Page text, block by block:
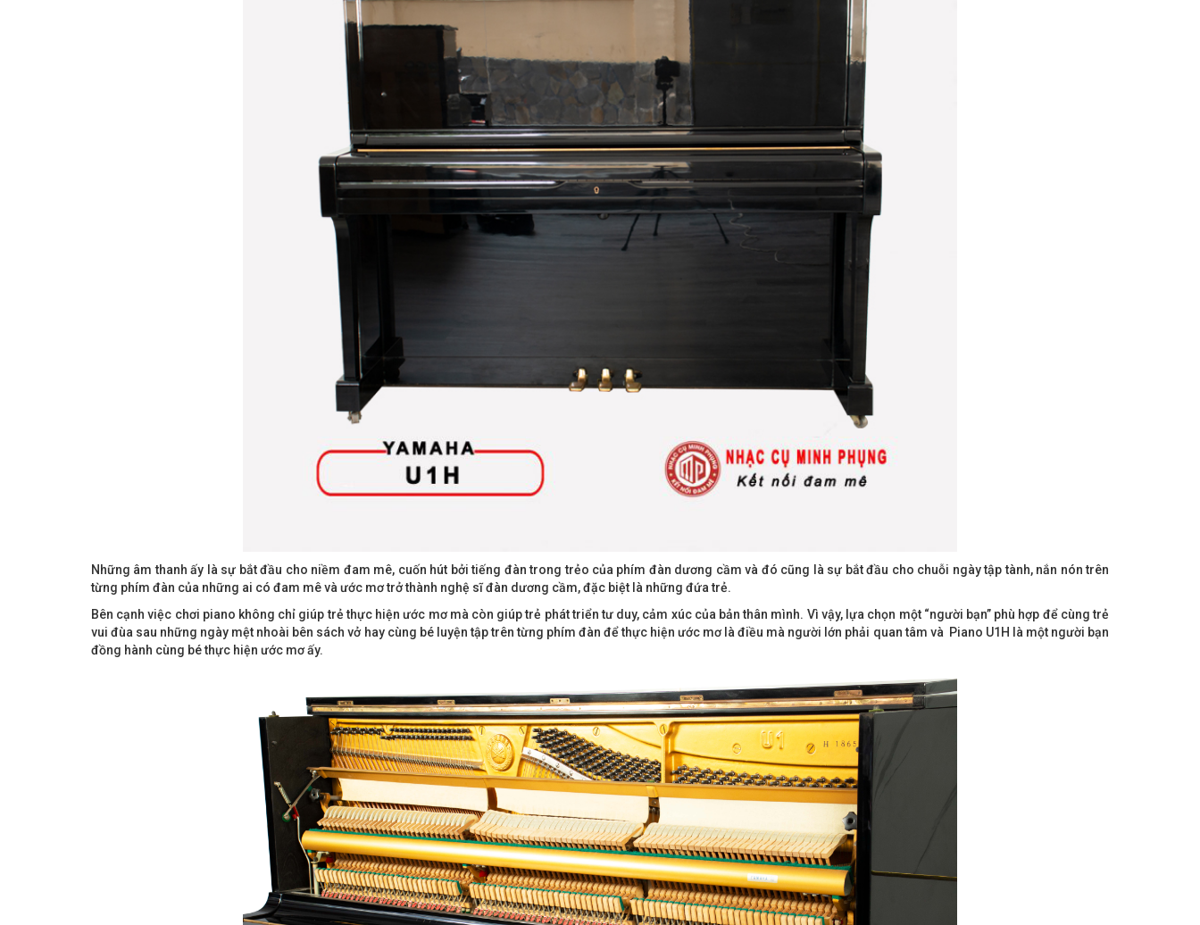
Những âm thanh ấy là sự bắt đầu cho niềm đam mê, cuốn hút bởi tiếng đàn trong trẻo của phím đàn dương cầm và đó cũng là sự bắt đầu cho chuỗi ngày tập tành, nắn nón trên
từng phím đàn của những ai có đam mê và ước mơ trở thành nghệ sĩ đàn dương cầm, đặc biệt là những đứa trẻ.
Bên cạnh việc chơi piano không chỉ giúp trẻ thực hiện ước mơ mà còn giúp trẻ phát triển tư duy, cảm xúc của bản thân mình. Vì vậy, lựa chọn một “người bạn” phù hợp để cùng trẻ
vui đùa sau những ngày mệt nhoài bên sách vở hay cùng bé luyện tập trên từng phím đàn để thực hiện ước mơ là điều mà người lớn phải quan tâm và Piano U1H là một người bạn
đồng hành cùng bé thực hiện ước mơ ấy.